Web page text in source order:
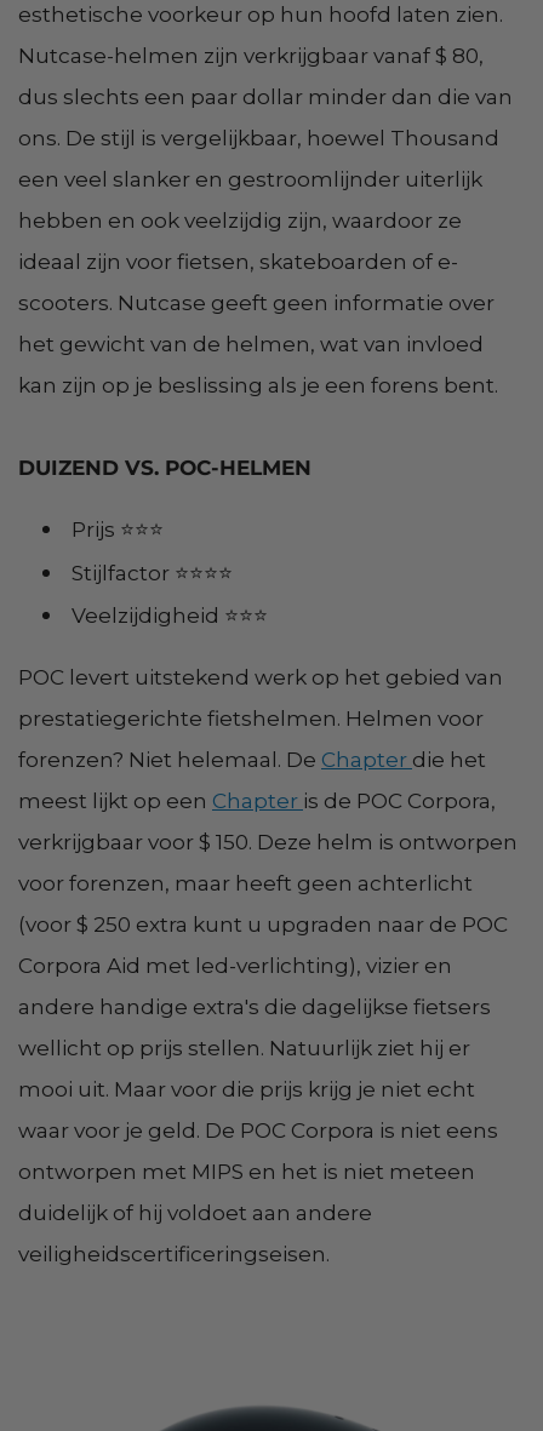
esthetische voorkeur op hun hoofd laten zien.
Nutcase-helmen zijn verkrijgbaar vanaf $ 80,
dus slechts een paar dollar minder dan die van
ons. De stijl is vergelijkbaar, hoewel Thousand
een veel slanker en gestroomlijnder uiterlijk
hebben en ook veelzijdig zijn, waardoor ze
ideaal zijn voor fietsen, skateboarden of e-
scooters. Nutcase geeft geen informatie over
het gewicht van de helmen, wat van invloed
kan zijn op je beslissing als je een forens bent.
DUIZEND VS. POC-HELMEN
Prijs ⭐⭐⭐
Stijlfactor ⭐⭐⭐⭐
Veelzijdigheid ⭐⭐⭐
POC levert uitstekend werk op het gebied van
prestatiegerichte fietshelmen. Helmen voor
forenzen? Niet helemaal. De Chapter die het
meest lijkt op een Chapter is de POC Corpora,
verkrijgbaar voor $ 150. Deze helm is ontworpen
voor forenzen, maar heeft geen achterlicht
(voor $ 250 extra kunt u upgraden naar de POC
Corpora Aid met led-verlichting), vizier en
andere handige extra's die dagelijkse fietsers
wellicht op prijs stellen. Natuurlijk ziet hij er
mooi uit. Maar voor die prijs krijg je niet echt
waar voor je geld. De POC Corpora is niet eens
ontworpen met MIPS en het is niet meteen
duidelijk of hij voldoet aan andere
veiligheidscertificeringseisen.